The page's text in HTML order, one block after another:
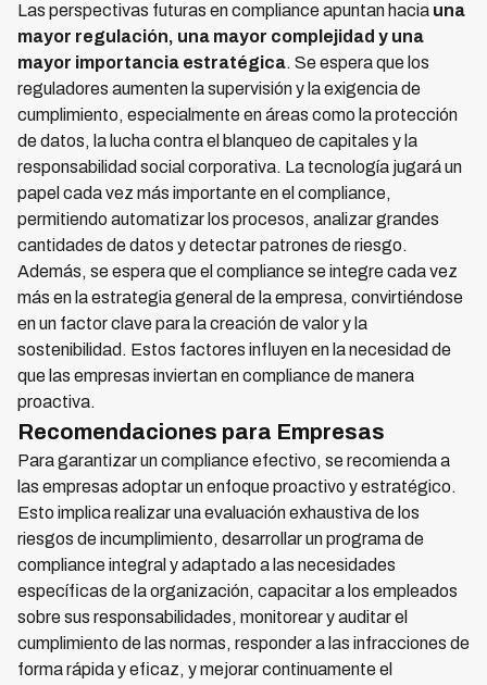
Las perspectivas futuras en compliance apuntan hacia una
mayor regulación, una mayor complejidad y una
mayor importancia estratégica. Se espera que los
reguladores aumenten la supervisión y la exigencia de
cumplimiento, especialmente en áreas como la protección
de datos, la lucha contra el blanqueo de capitales y la
responsabilidad social corporativa. La tecnología jugará un
papel cada vez más importante en el compliance,
permitiendo automatizar los procesos, analizar grandes
cantidades de datos y detectar patrones de riesgo.
Además, se espera que el compliance se integre cada vez
más en la estrategia general de la empresa, convirtiéndose
en un factor clave para la creación de valor y la
sostenibilidad. Estos factores influyen en la necesidad de
que las empresas inviertan en compliance de manera
proactiva.
Recomendaciones para Empresas
Para garantizar un compliance efectivo, se recomienda a
las empresas adoptar un enfoque proactivo y estratégico.
Esto implica realizar una evaluación exhaustiva de los
riesgos de incumplimiento, desarrollar un programa de
compliance integral y adaptado a las necesidades
específicas de la organización, capacitar a los empleados
sobre sus responsabilidades, monitorear y auditar el
cumplimiento de las normas, responder a las infracciones de
forma rápida y eficaz, y mejorar continuamente el